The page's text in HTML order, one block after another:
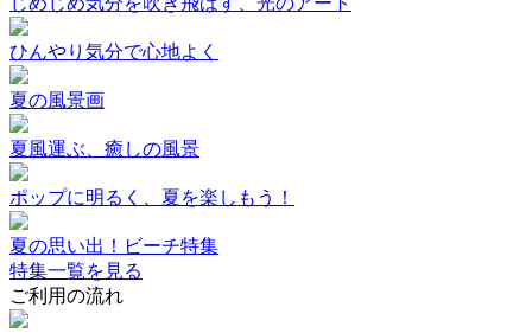
ひんやり気分で心地よく
夏の風景画
夏風運ぶ、癒しの風景
ポップに明るく、夏を楽しもう！
夏の思い出！ビーチ特集
特集一覧を見る
ご利用の流れ